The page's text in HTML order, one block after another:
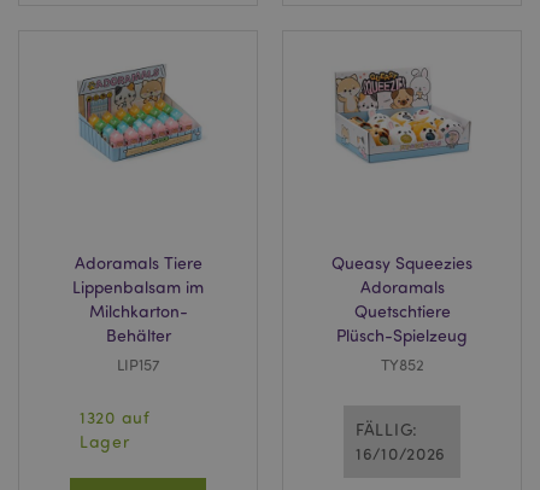
Adoramals Tiere
Lippenbalsam im
Milchkarton-
Behälter
LIP157
1320 auf
Lager
Queasy Squeezies
Adoramals
Quetschtiere
Plüsch-Spielzeug
TY852
FÄLLIG:
16/10/2026